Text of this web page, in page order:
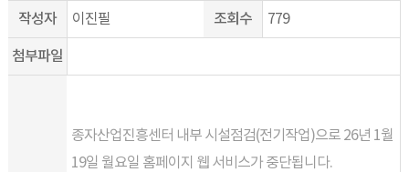
작성자 이진필 조회수 779
첨부파일
종자산업진흥센터 내부 시설점검(전기작업)으로 26년 1월
19일 월요일 홈페이지 웹 서비스가 중단됩니다.